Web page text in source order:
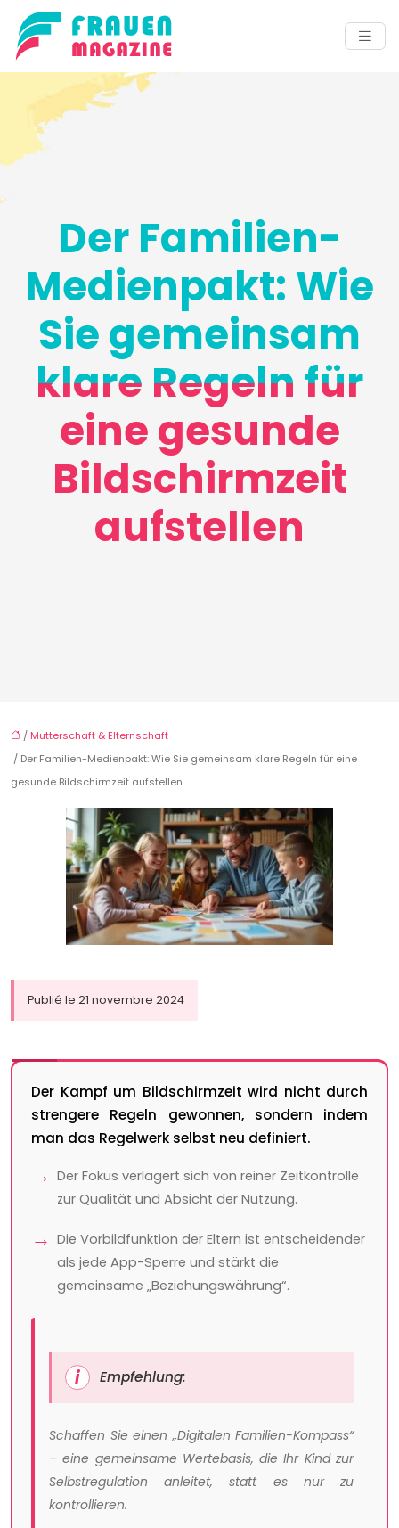
Der Familien-
Medienpakt: Wie
Sie gemeinsam
klare Regeln für
eine gesunde
Bildschirmzeit
aufstellen
/ Mutterschaft & Elternschaft
/ Der Familien-Medienpakt: Wie Sie gemeinsam klare Regeln für eine
gesunde Bildschirmzeit aufstellen
Publié le 21 novembre 2024
Der Kampf um Bildschirmzeit wird nicht durch
strengere Regeln gewonnen, sondern indem
man das Regelwerk selbst neu definiert.
Der Fokus verlagert sich von reiner Zeitkontrolle
zur Qualität und Absicht der Nutzung.
Die Vorbildfunktion der Eltern ist entscheidender
als jede App-Sperre und stärkt die
gemeinsame „Beziehungswährung“.
Empfehlung:
Schaffen Sie einen „Digitalen Familien-Kompass“
– eine gemeinsame Wertebasis, die Ihr Kind zur
Selbstregulation anleitet, statt es nur zu
kontrollieren.